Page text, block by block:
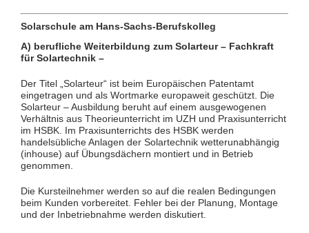
Solarschule am Hans-Sachs-Berufskolleg
A) berufliche Weiterbildung zum Solarteur – Fachkraft
für Solartechnik –
Der Titel „Solarteur“ ist beim Europäischen Patentamt
eingetragen und als Wortmarke europaweit geschützt. Die
Solarteur – Ausbildung beruht auf einem ausgewogenen
Verhältnis aus Theorieunterricht im UZH und Praxisunterricht
im HSBK. Im Praxisunterrichts des HSBK werden
handelsübliche Anlagen der Solartechnik wetterunabhängig
(inhouse) auf Übungsdächern montiert und in Betrieb
genommen.
Die Kursteilnehmer werden so auf die realen Bedingungen
beim Kunden vorbereitet. Fehler bei der Planung, Montage
und der Inbetriebnahme werden diskutiert.